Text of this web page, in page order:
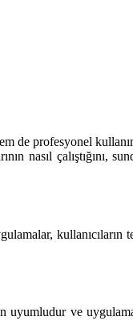
de profesyonel
nasıl çalıştığını,
kullanıcıların
uyumludur ve